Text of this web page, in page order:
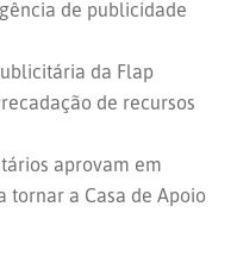
de publicidade
da Flap
de recursos
aprovam em
tornar a Casa de Apoio